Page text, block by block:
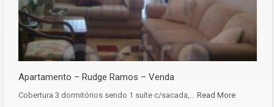
Apartamento – Rudge Ramos – Venda
Cobertura 3 dormitórios sendo 1 suíte c/sacada,… Read More